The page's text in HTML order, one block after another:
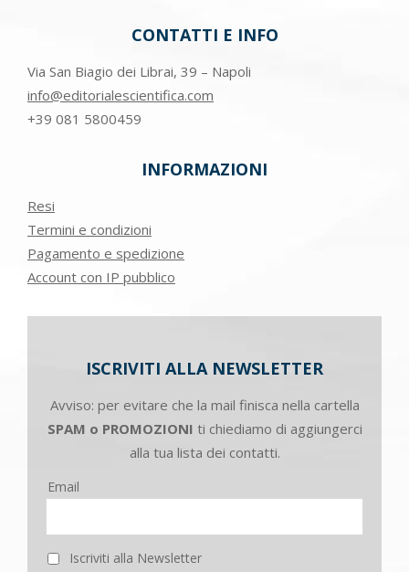
CONTATTI E INFO
Via San Biagio dei Librai, 39 – Napoli
info@editorialescientifica.com
+39 081 5800459
INFORMAZIONI
Resi
Termini e condizioni
Pagamento e spedizione
Account con IP pubblico
ISCRIVITI ALLA NEWSLETTER
Avviso: per evitare che la mail finisca nella cartella
SPAM o PROMOZIONI ti chiediamo di aggiungerci
alla tua lista dei contatti.
Email
Iscriviti alla Newsletter